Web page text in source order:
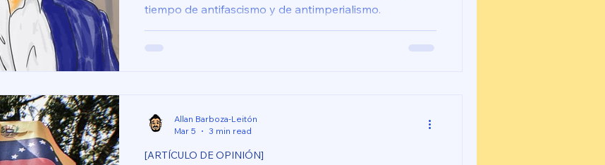
tiempo de antifascismo y de antimperialismo.
[ARTÍCULO DE OPINIÓN]
Allan Barboza-Leitón
Mar 5
3 min read